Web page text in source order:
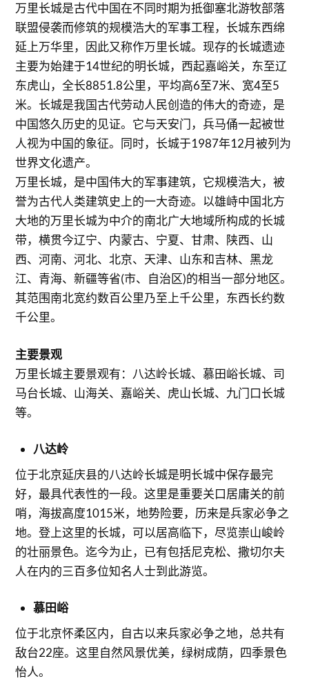
万里长城是古代中国在不同时期为抵御塞北游牧部落
联盟侵袭而修筑的规模浩大的军事工程，长城东西绵
延上万华里，因此又称作万里长城。现存的长城遗迹
主要为始建于14世纪的明长城，西起嘉峪关，东至辽
东虎山，全长8851.8公里，平均高6至7米、宽4至5
米。长城是我国古代劳动人民创造的伟大的奇迹，是
中国悠久历史的见证。它与天安门，兵马俑一起被世
人视为中国的象征。同时，长城于1987年12月被列为
世界文化遗产。
万里长城，是中国伟大的军事建筑，它规模浩大，被
誉为古代人类建筑史上的一大奇迹。以雄峙中国北方
大地的万里长城为中介的南北广大地域所构成的长城
带，横贯今辽宁、内蒙古、宁夏、甘肃、陕西、山
西、河南、河北、北京、天津、山东和吉林、黑龙
江、青海、新疆等省(市、自治区)的相当一部分地区。
其范围南北宽约数百公里乃至上千公里，东西长约数
千公里。
主要景观
万里长城主要景观有：八达岭长城、慕田峪长城、司
马台长城、山海关、嘉峪关、虎山长城、九门口长城
等。
八达岭
位于北京延庆县的八达岭长城是明长城中保存最完
好，最具代表性的一段。这里是重要关口居庸关的前
哨，海拔高度1015米，地势险要，历来是兵家必争之
地。登上这里的长城，可以居高临下，尽览崇山峻岭
的壮丽景色。迄今为止，已有包括尼克松、撒切尔夫
人在内的三百多位知名人士到此游览。
慕田峪
位于北京怀柔区内，自古以来兵家必争之地，总共有
敌台22座。这里自然风景优美，绿树成荫，四季景色
怡人。